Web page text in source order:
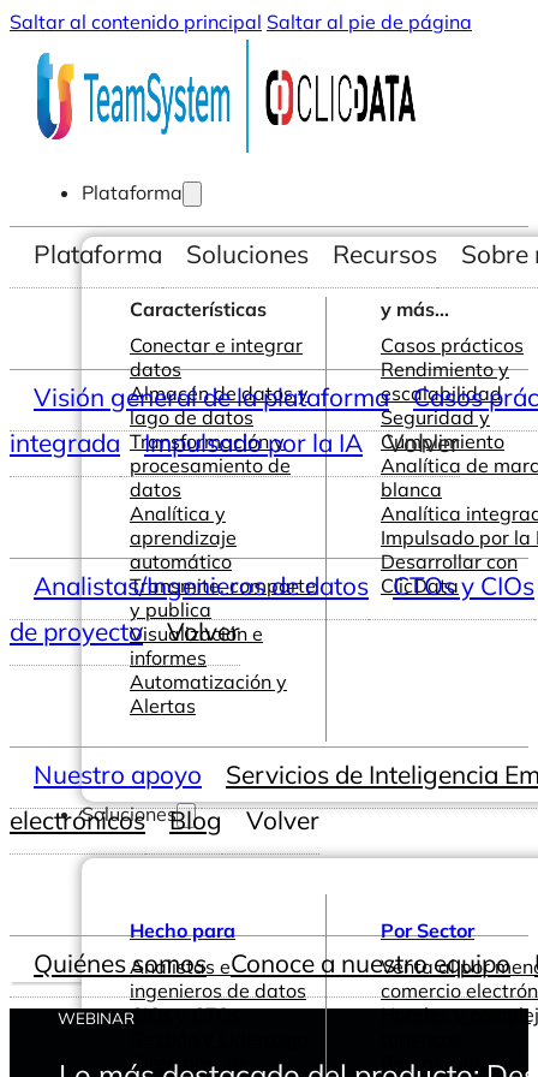
Saltar al contenido principal Saltar al pie de página
Plataforma
Características
Conectar e integrar
datos
Almacén de datos y
lago de datos
Transformación y
procesamiento de
datos
Analítica y
aprendizaje
automático
Transmite, comparte
y publica
Visualización e
informes
Automatización y
Alertas
y más...
Casos prácticos
Rendimiento y
escalabilidad
Seguridad y
Cumplimiento
Analítica de
blanca
Analítica
Impulsado por la
Desarrollar con
ClicData
Soluciones
Hecho para
Analistas e
ingenieros de datos
CIOs y CTOs
Directores de
Por Sector
Venta al por
comercio
Hoteles y
Restaurantes
Plataforma Soluciones Recursos Sobre
Visión general de la plataforma
Casos
integrada
Impulsado por la IA Volver
Analistas/Ingenieros de datos
CTOs y CIOs
de proyecto
Volver
Nuestro apoyo
Servicios de Inteligencia
electrónicos
Blog Volver
Quiénes somos Conoce a nuestro equipo
WEBINAR